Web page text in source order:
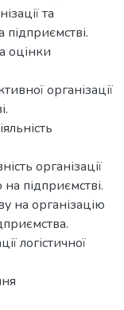
та
підприємстві.
оцінки
організації
організації
підприємстві.
на організацію
логістичної